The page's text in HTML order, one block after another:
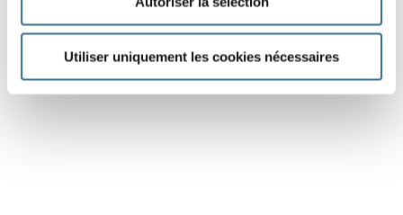
Utiliser uniquement les cookies nécessaires